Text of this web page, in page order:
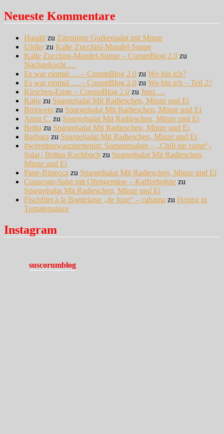
Neueste Kommentare
Harald zu Zitroniger Gurkensalat mit Minze
Ulrike zu Kalte Zucchini-Mandel-Suppe
Kalte Zucchini-Mandel-Suppe – CorumBlog 2.0 zu
Nachgekocht …
Es war einmal … – CorumBlog 2.0 zu Wo bin ich?
Es war einmal … – CorumBlog 2.0 zu Wo bin ich – Teil 2?
Kirschen-Ernte – CorumBlog 2.0 zu Jetzt …
Katja zu Spargelsalat Mit Radieschen, Minze und Ei
Brotwein zu Spargelsalat Mit Radieschen, Minze und Ei
Anna C. zu Spargelsalat Mit Radieschen, Minze und Ei
Britta zu Spargelsalat Mit Radieschen, Minze und Ei
Barbara zu Spargelsalat Mit Radieschen, Minze und Ei
#wirrettenwaszurettenist: Sommersalate – „Chili sin carne“-
Salat | Brittas Kochbuch zu Spargelsalat Mit Radieschen,
Minze und Ei
Pane-Bistecca zu Spargelsalat Mit Radieschen, Minze und Ei
Couscous-Salat mit Ofengemüse – Kaffeebohne zu
Spargelsalat Mit Radieschen, Minze und Ei
Fischfilet à la Bordelaise „de luxe“ – cahama zu Hering in
Tomatensauce
Instagram
suscorumblog